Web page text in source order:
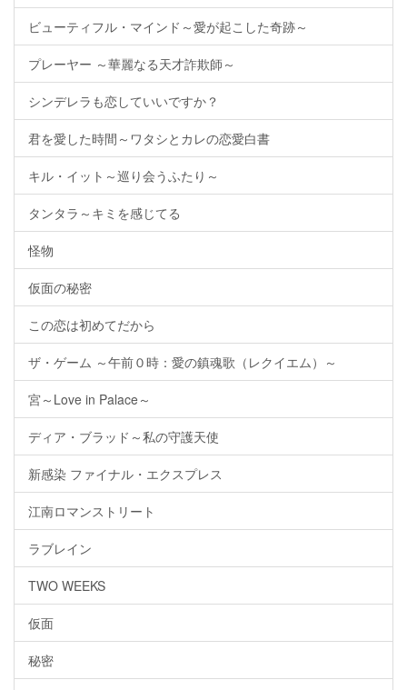
ビューティフル・マインド～愛が起こした奇跡～
プレーヤー ～華麗なる天才詐欺師～
シンデレラも恋していいですか？
君を愛した時間～ワタシとカレの恋愛白書
キル・イット～巡り会うふたり～
タンタラ～キミを感じてる
怪物
仮面の秘密
この恋は初めてだから
ザ・ゲーム ～午前０時：愛の鎮魂歌（レクイエム）～
宮～Love in Palace～
ディア・ブラッド～私の守護天使
新感染 ファイナル・エクスプレス
江南ロマンストリート
ラブレイン
TWO WEEKS
仮面
秘密